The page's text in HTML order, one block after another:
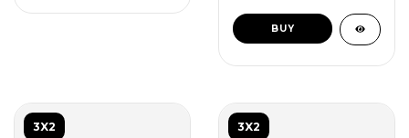
BUY
3X2 3X2